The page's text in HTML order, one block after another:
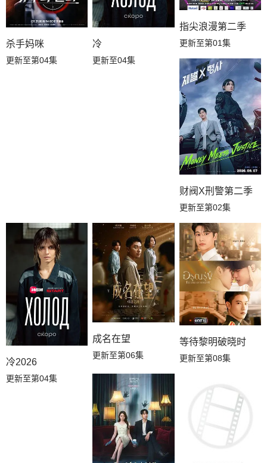
杀手妈咪
更新至第04集
冷
更新至04集
指尖浪漫第二季
更新至第01集
财阀X刑警第二季
更新至第02集
冷2026
更新至第04集
成名在望
更新至第06集
等待黎明破晓时
更新至第08集